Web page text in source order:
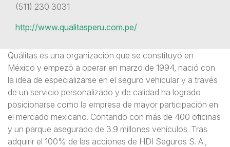
(511) 230 3031
http://www.qualitasperu.com.pe/
Quálitas es una organización que se constituyó en
México y empezó a operar en marzo de 1994, nació con
la idea de especializarse en el seguro vehicular y a través
de un servicio personalizado y de calidad ha logrado
posicionarse como la empresa de mayor participación en
el mercado mexicano. Contando con más de 400 oficinas
y un parque asegurado de 3.9 millones vehículos. Tras
adquirir el 100% de las acciones de HDI Seguros S. A.,